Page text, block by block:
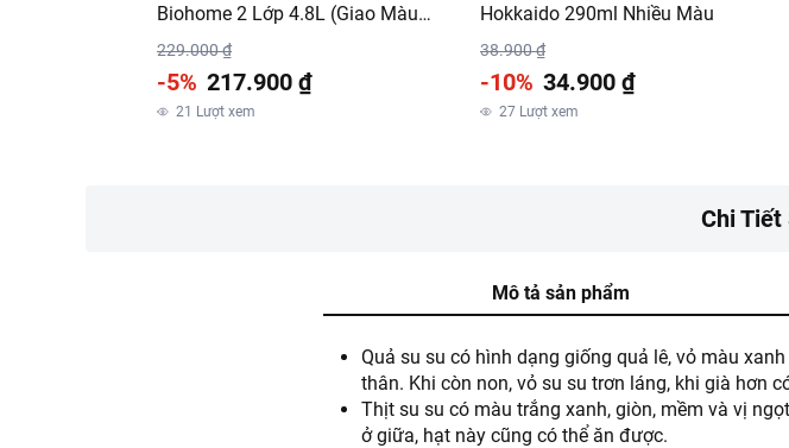
Biohome 2 Lớp 4.8L (Giao Màu
Ngẫu Nhiên)
229.000 ₫
-5% 217.900 ₫
21 Lượt xem
Hokkaido 290ml Nhiều Màu
38.900 ₫
-10% 34.900 ₫
27 Lượt xem
Chi Tiết
Mô tả sản phẩm
Quả su su có hình dạng giống quả lê, vỏ màu
thân. Khi còn non, vỏ su su trơn láng, khi già hơn
Thịt su su có màu trắng xanh, giòn, mềm và vị
ở giữa, hạt này cũng có thể ăn được.